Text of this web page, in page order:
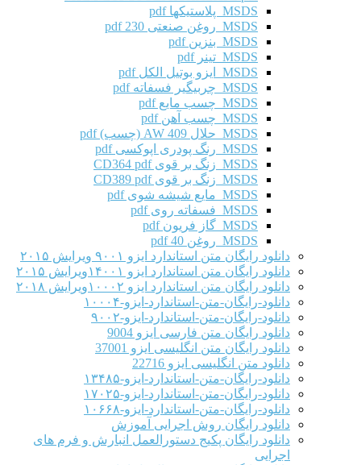
MSDS پلاستیکها pdf
MSDS روغن صنعتی 230 pdf
MSDS بنزین pdf
MSDS تینر pdf
MSDS ایزو بوتیل الکل pdf
MSDS چربیگیر فسفاته pdf
MSDS چسب مایع pdf
MSDS چسب آهن pdf
MSDS حلال AW 409 (چسب) pdf
MSDS رنگ پودری اپوکسی pdf
MSDS زنگ بر قوی CD364 pdf
MSDS زنگ بر قوی CD389 pdf
MSDS مایع شیشه شوی pdf
MSDS فسفاته روی pdf
MSDS گاز فریون pdf
MSDS روغن 40 pdf
دانلود رایگان متن استاندارد ایزو ۹۰۰۱ ویرایش ۲۰۱۵
دانلود رایگان متن استاندارد ایزو ۱۴۰۰۱ویرایش ۲۰۱۵
دانلود رایگان متن استاندارد ایزو ۱۰۰۰۲ویرایش ۲۰۱۸
دانلود-رایگان-متن-استاندارد-ایزو-۱۰۰۰۴
دانلود-رایگان-متن-استاندارد-ایزو-۹۰۰۲
دانلود رایگان متن فارسی ایزو 9004
دانلود رایگان متن انگلیسی ایزو 37001
دانلود متن انگلیسی ایزو 22716
دانلود-رایگان-متن-استاندارد-ایزو-۱۳۴۸۵
دانلود-رایگان-متن-استاندارد-ایزو-۱۷۰۲۵
دانلود-رایگان-متن-استاندارد-ایزو-۱۰۶۶۸
دانلود رایگان روش اجرایی آموزش
دانلود رایگان پکیج دستورالعمل انبارش و فرم های
اجرایی